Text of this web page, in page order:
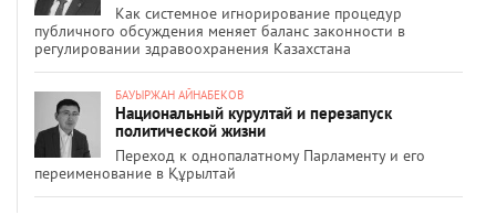
Как системное игнорирование процедур
публичного обсуждения меняет баланс законности в
регулировании здравоохранения Казахстана
БАУЫРЖАН АЙНАБЕКОВ
Национальный курултай и перезапуск
политической жизни
Переход к однопалатному Парламенту и его
переименование в Құрылтай